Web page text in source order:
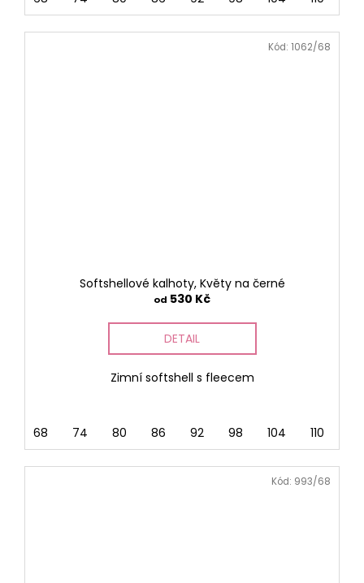
Softshellové kalhoty, Květy na černé
od 530 Kč
DETAIL
Zimní softshell s fleecem
68 74 80 86 92 98 104 110
Kód: 1062/68
Kód: 993/68